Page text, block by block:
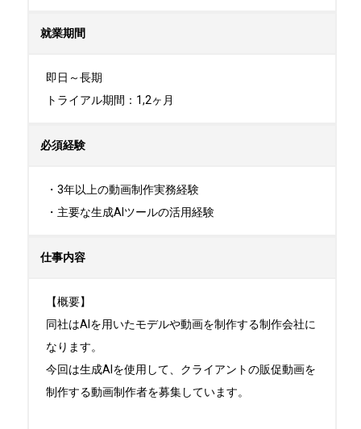
就業期間
即日～長期
トライアル期間：1,2ヶ月
必須経験
・3年以上の動画制作実務経験
・主要な生成AIツールの活用経験
仕事内容
【概要】
同社はAIを用いたモデルや動画を制作する制作会社に
なります。
今回は生成AIを使用して、クライアントの販促動画を
制作する動画制作者を募集しています。